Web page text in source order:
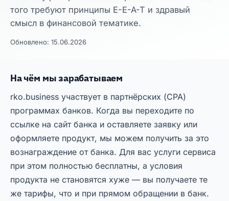
того требуют принципы E-E-A-T и здравый
смысл в финансовой тематике.
Обновлено: 15.06.2026
На чём мы зарабатываем
rko.business участвует в партнёрских (CPA)
программах банков. Когда вы переходите по
ссылке на сайт банка и оставляете заявку или
оформляете продукт, мы можем получить за это
вознаграждение от банка. Для вас услуги сервиса
при этом полностью бесплатны, а условия
продукта не становятся хуже — вы получаете те
же тарифы, что и при прямом обращении в банк.